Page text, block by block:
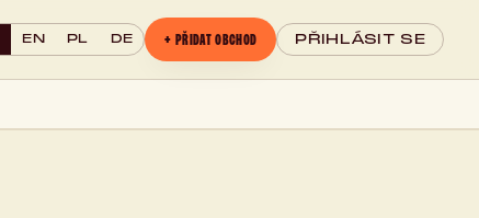
EN PL DE + PŘIDAT OBCHOD PŘIHLÁSIT SE